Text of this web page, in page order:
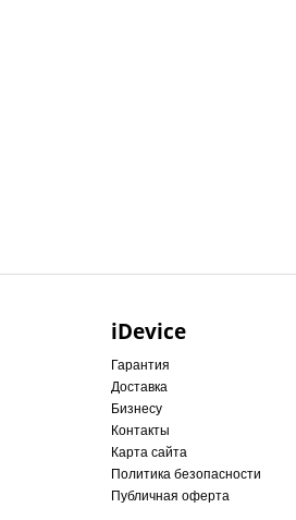
iDevice
Гарантия
Доставка
Бизнесу
Контакты
Карта сайта
Политика безопасности
Публичная оферта